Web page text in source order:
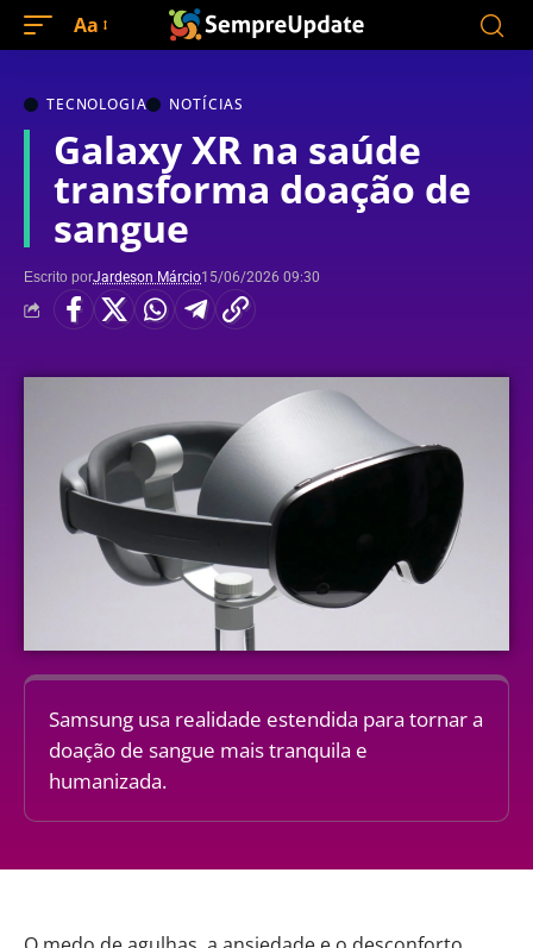
Aa
TECNOLOGIA NOTÍCIAS
Galaxy XR na saúde
transforma doação de
sangue
Escrito porJardeson Márcio15/06/2026 09:30
Samsung usa realidade estendida para tornar a
doação de sangue mais tranquila e
humanizada.